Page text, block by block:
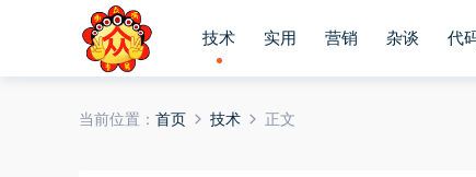
技术 实用 营销 杂谈 代
当前位置： 首页 技术 正文